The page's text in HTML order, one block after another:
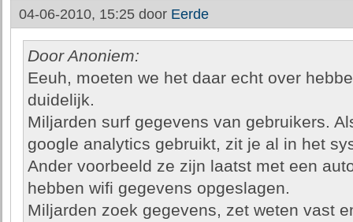
04-06-2010, 15:25 door Eerde
Door Anoniem:
Eeuh, moeten we het daar echt over
duidelijk.
Miljarden surf gegevens van gebruikers.
google analytics gebruikt, zit je al in het
Ander voorbeeld ze zijn laatst met een
hebben wifi gegevens opgeslagen.
Miljarden zoek gegevens, zet weten vast